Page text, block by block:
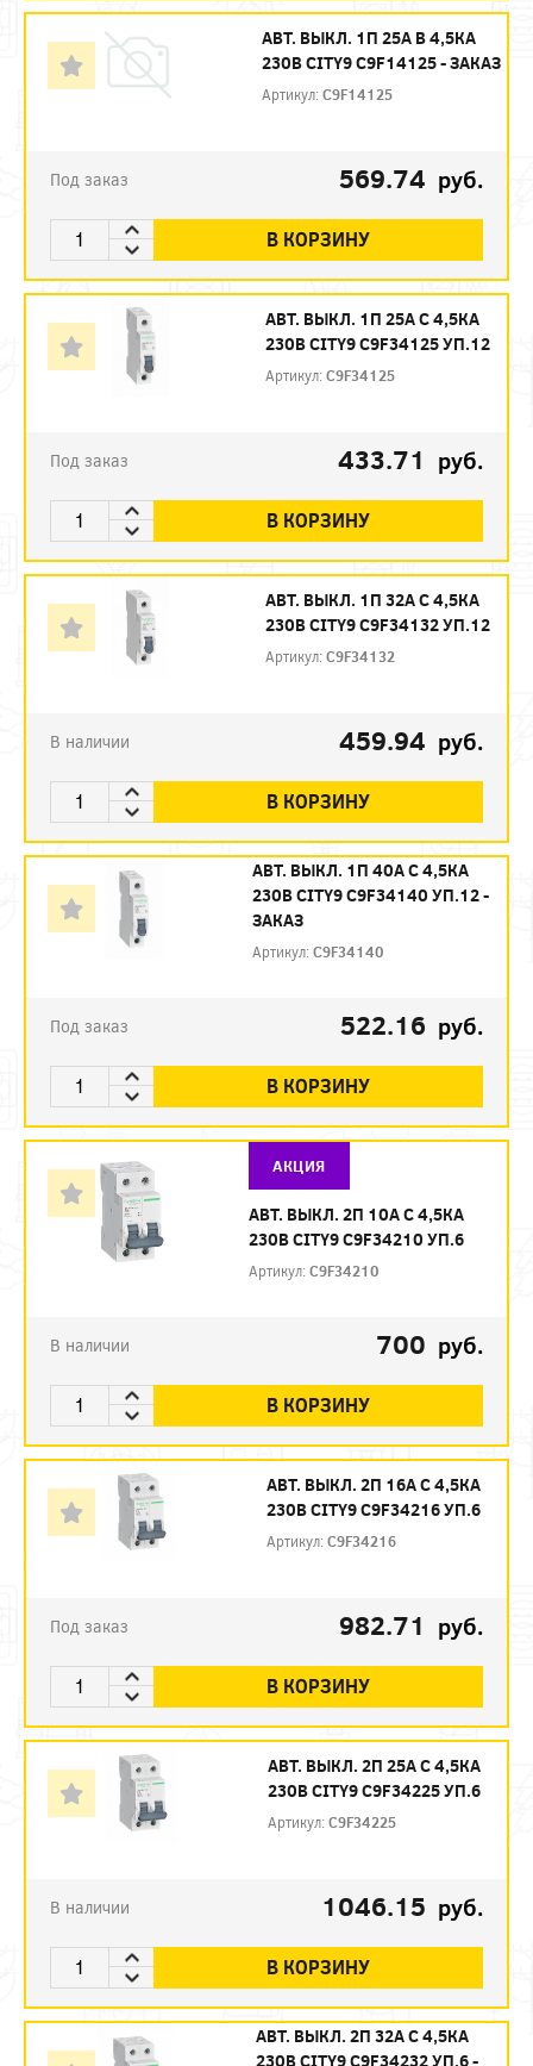
АВТ. ВЫКЛ. 1П 25А B 4,5КА
230В CITY9 C9F14125 - ЗАКАЗ
Артикул:C9F14125
Под заказ 569.74 руб.
В КОРЗИНУ
АВТ. ВЫКЛ. 1П 25А С 4,5КА
230В CITY9 C9F34125 УП.12
Артикул:C9F34125
Под заказ 433.71 руб.
В КОРЗИНУ
АВТ. ВЫКЛ. 1П 32А С 4,5КА
230В CITY9 C9F34132 УП.12
Артикул:C9F34132
В наличии 459.94 руб.
В КОРЗИНУ
АВТ. ВЫКЛ. 1П 40А С 4,5КА
230В CITY9 C9F34140 УП.12 -
ЗАКАЗ
Артикул:C9F34140
Под заказ 522.16 руб.
В КОРЗИНУ
АКЦИЯ
АВТ. ВЫКЛ. 2П 10А С 4,5КА
230В CITY9 C9F34210 УП.6
Артикул:C9F34210
В наличии 700 руб.
В КОРЗИНУ
АВТ. ВЫКЛ. 2П 16А С 4,5КА
230В CITY9 C9F34216 УП.6
Артикул:C9F34216
Под заказ 982.71 руб.
В КОРЗИНУ
АВТ. ВЫКЛ. 2П 25А С 4,5КА
230В CITY9 C9F34225 УП.6
Артикул:C9F34225
В наличии 1046.15 руб.
В КОРЗИНУ
АВТ. ВЫКЛ. 2П 32А С 4,5КА
230В CITY9 C9F34232 УП.6 -